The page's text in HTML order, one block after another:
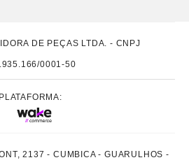
DE PEÇAS LTDA. - CNPJ
0001-50
PLATAFORMA:
2137 - CUMBICA - GUARULHOS -